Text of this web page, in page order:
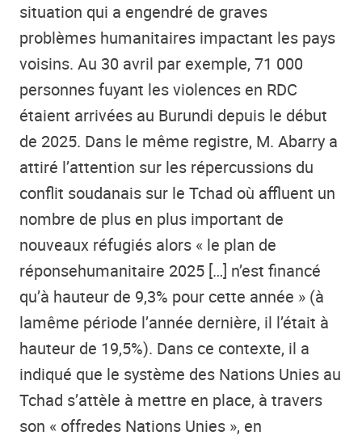
situation qui a engendré de graves
problèmes humanitaires impactant les pays
voisins. Au 30 avril par exemple, 71 000
personnes fuyant les violences en RDC
étaient arrivées au Burundi depuis le début
de 2025. Dans le même registre, M. Abarry a
attiré l’attention sur les répercussions du
conflit soudanais sur le Tchad où affluent un
nombre de plus en plus important de
nouveaux réfugiés alors « le plan de
réponsehumanitaire 2025 […] n’est financé
qu’à hauteur de 9,3% pour cette année » (à
lamême période l’année dernière, il l’était à
hauteur de 19,5%). Dans ce contexte, il a
indiqué que le système des Nations Unies au
Tchad s’attèle à mettre en place, à travers
son « offredes Nations Unies », en